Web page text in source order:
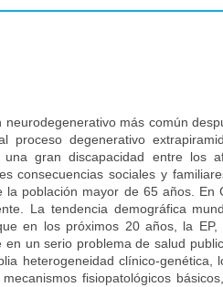
más común
proceso degenerativo
gran discapacidad entre los
consecuencias sociales y
población mayor de 65 años. En
La tendencia demográfica
en los próximos 20 años, la EP,
un serio problema de salud
heterogeneidad clínico-genética,
fisiopatológicos